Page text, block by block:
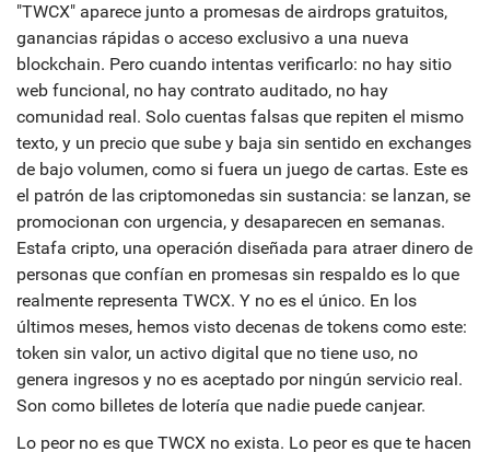
"TWCX" aparece junto a promesas de airdrops gratuitos,
ganancias rápidas o acceso exclusivo a una nueva
blockchain. Pero cuando intentas verificarlo: no hay sitio
web funcional, no hay contrato auditado, no hay
comunidad real. Solo cuentas falsas que repiten el mismo
texto, y un precio que sube y baja sin sentido en exchanges
de bajo volumen, como si fuera un juego de cartas. Este es
el patrón de las criptomonedas sin sustancia: se lanzan, se
promocionan con urgencia, y desaparecen en semanas.
Estafa cripto, una operación diseñada para atraer dinero de
personas que confían en promesas sin respaldo es lo que
realmente representa TWCX. Y no es el único. En los
últimos meses, hemos visto decenas de tokens como este:
token sin valor, un activo digital que no tiene uso, no
genera ingresos y no es aceptado por ningún servicio real.
Son como billetes de lotería que nadie puede canjear.
Lo peor no es que TWCX no exista. Lo peor es que te hacen